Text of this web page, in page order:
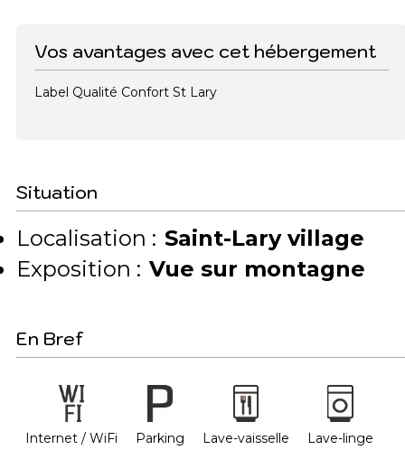
Vos avantages avec cet hébergement
Label Qualité Confort St Lary
Situation
Localisation : Saint-Lary village
Exposition : Vue sur montagne
En Bref
Internet / WiFi Parking Lave-vaisselle Lave-linge